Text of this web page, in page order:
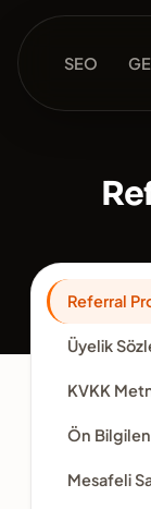
SEO
Referral
Üyelik
KVKK
Ön
Mesafeli